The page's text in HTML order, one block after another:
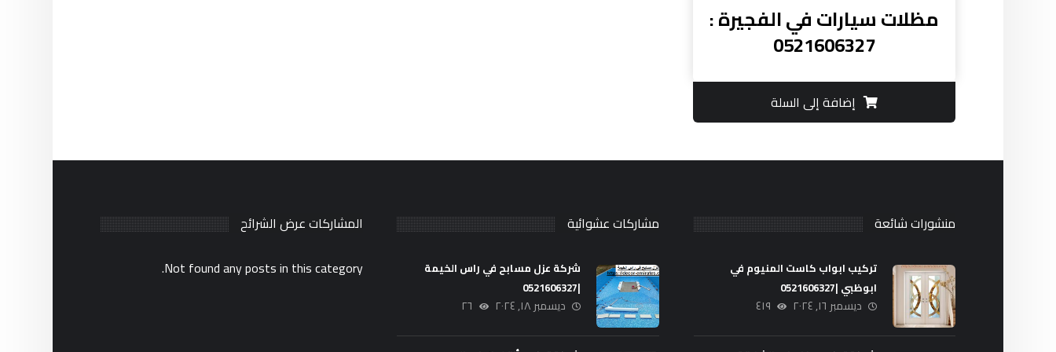
مظلات سيارات في الفجيرة :
0521606327
إضافة إلى السلة
منشورات شائعة
تركيب ابواب كاست المنيوم في
ابوظبي |0521606327
ديسمبر ١٦, ٢٠٢٤ ٤١٩
مشاركات عشوائية
شركة عزل مسابح في راس الخيمة
|0521606327
ديسمبر ١٨, ٢٠٢٤ ٢٦
المشاركات عرض الشرائح
Not found any posts in this category.